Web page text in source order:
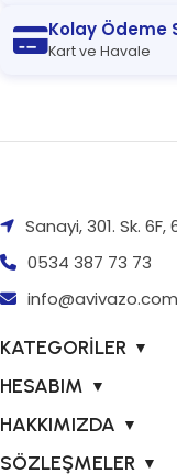
Kolay Ödeme
Kart ve Havale
Sanayi, 301. Sk.
0534 387 73 73
info@avivazo.com
KATEGORİLER ▼
HESABIM ▼
HAKKIMIZDA ▼
SÖZLEŞMELER ▼